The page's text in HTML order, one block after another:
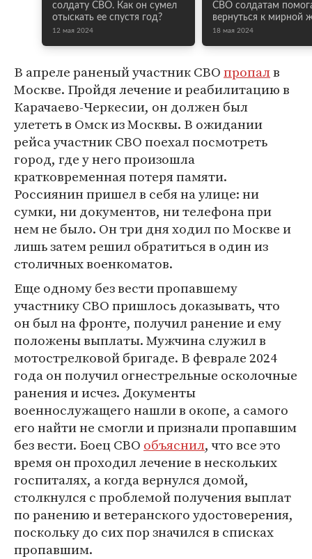
солдату СВО. Как он сумел
отыскать ее спустя год?
12 мая 2024
СВО солдатам
вернуться к мирной
18 мая 2024
В апреле раненый участник СВОпропалв
Москве. Пройдя лечение и реабилитацию в
Карачаево-Черкесии, он должен был
улететь в Омск из Москвы. В ожидании
рейса участник СВО поехал посмотреть
город, где у него произошла
кратковременная потеря памяти.
Россиянин пришел в себя на улице: ни
сумки, ни документов, ни телефона при
нем не было. Он три дня ходил по Москве и
лишь затем решил обратиться в один из
столичных военкоматов.
Еще одному без вести пропавшему
участнику СВО пришлось доказывать, что
он был на фронте, получил ранение и ему
положены выплаты. Мужчина служил в
мотострелковой бригаде. В феврале 2024
года он получил огнестрельные осколочные
ранения и исчез. Документы
военнослужащего нашли в окопе, а самого
его найти не смогли и признали пропавшим
без вести. Боец СВО объяснил, что все это
время он проходил лечение в нескольких
госпиталях, а когда вернулся домой,
столкнулся с проблемой получения выплат
по ранению и ветеранского удостоверения,
поскольку до сих пор значился в списках
пропавшим.